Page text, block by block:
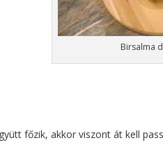
Birsalma
főzik, akkor viszont át kell